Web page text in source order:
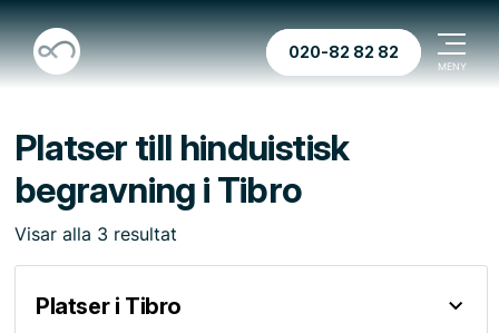
020-82 82 82
Platser till hinduistisk
begravning i Tibro
Visar alla 3 resultat
Platser i Tibro